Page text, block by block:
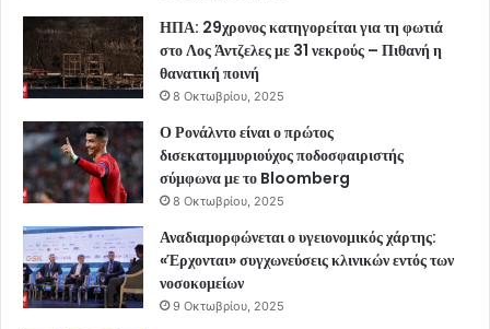
ΗΠΑ: 29χρονος κατηγορείται για τη φωτιά
στο Λος Άντζελες με 31 νεκρούς – Πιθανή η
θανατική ποινή
8 Οκτωβρίου, 2025
Ο Ρονάλντο είναι ο πρώτος
δισεκατομμυριούχος ποδοσφαιριστής
σύμφωνα με το Bloomberg
8 Οκτωβρίου, 2025
Αναδιαμορφώνεται ο υγειονομικός χάρτης:
«Έρχονται» συγχωνεύσεις κλινικών εντός των
νοσοκομείων
9 Οκτωβρίου, 2025